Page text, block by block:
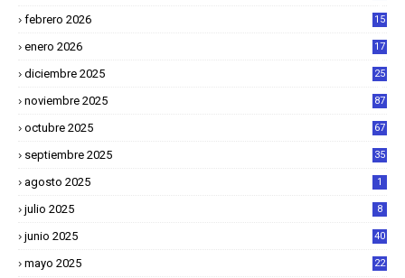
febrero 2026
15
enero 2026
17
diciembre 2025
25
noviembre 2025 87
octubre 2025 67
septiembre 2025 35
agosto 2025 1
julio 2025 8
junio 2025 40
mayo 2025
22